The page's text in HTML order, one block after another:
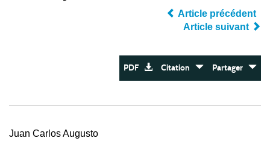
Article précédent
Article suivant
PDF Citation Partager
Juan Carlos Augusto